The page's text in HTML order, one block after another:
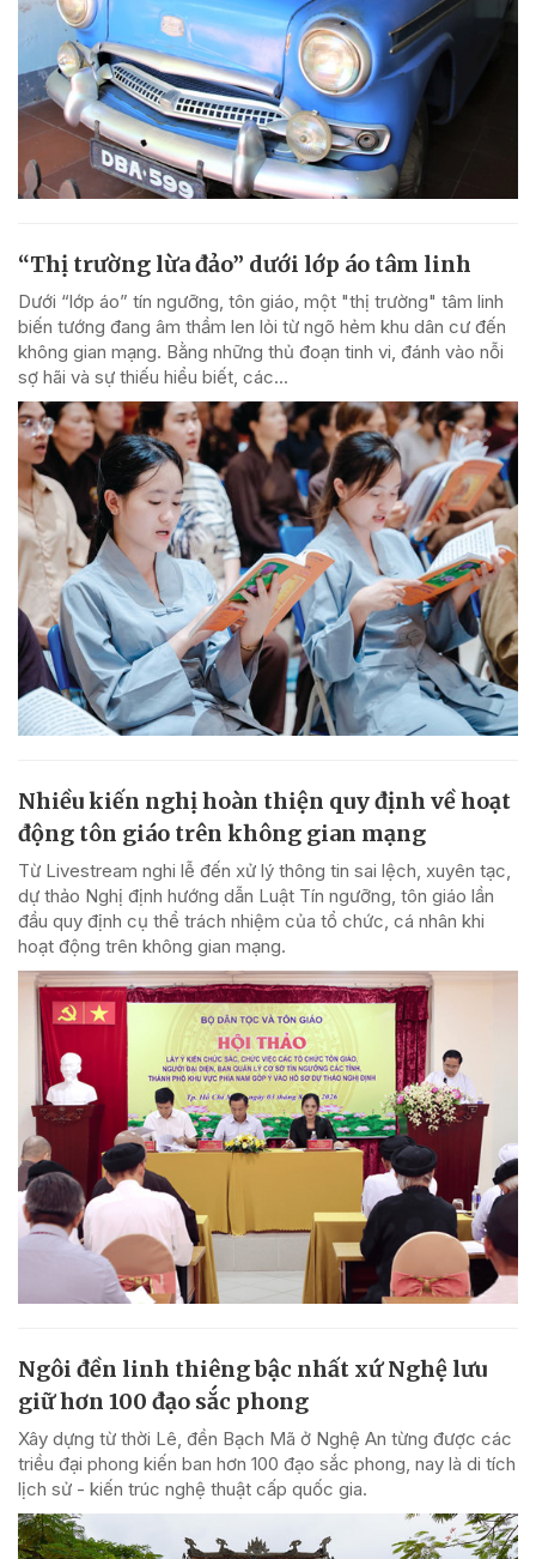
“Thị trường lừa đảo” dưới lớp áo tâm linh
Dưới “lớp áo” tín ngưỡng, tôn giáo, một "thị trường" tâm linh
biến tướng đang âm thầm len lỏi từ ngõ hẻm khu dân cư đến
không gian mạng. Bằng những thủ đoạn tinh vi, đánh vào nỗi
sợ hãi và sự thiếu hiểu biết, các...
Nhiều kiến nghị hoàn thiện quy định về hoạt
động tôn giáo trên không gian mạng
Từ Livestream nghi lễ đến xử lý thông tin sai lệch, xuyên tạc,
dự thảo Nghị định hướng dẫn Luật Tín ngưỡng, tôn giáo lần
đầu quy định cụ thể trách nhiệm của tổ chức, cá nhân khi
hoạt động trên không gian mạng.
Ngôi đền linh thiêng bậc nhất xứ Nghệ lưu
giữ hơn 100 đạo sắc phong
Xây dựng từ thời Lê, đền Bạch Mã ở Nghệ An từng được các
triều đại phong kiến ban hơn 100 đạo sắc phong, nay là di tích
lịch sử - kiến trúc nghệ thuật cấp quốc gia.